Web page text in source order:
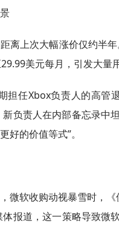
离上次大幅涨价仅约半
美元每月，引发大量
担任Xbox负责人的高管
负责人在内部备忘录中
好的价值等式”。
微软收购动视暴雪时，
报道，这一策略导致微